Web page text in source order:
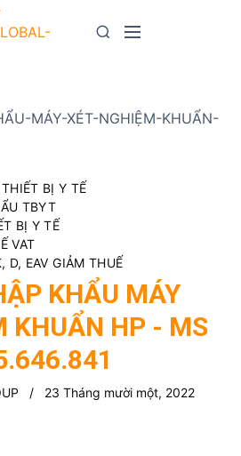
S
c
M
BỊ Y TẾ
TBYT
BỊ Y TẾ
VAT
D, EAV GIẢM THUẾ
KHẨU MÁY
KHUẨN HP - MS
23 Tháng mười một, 2022